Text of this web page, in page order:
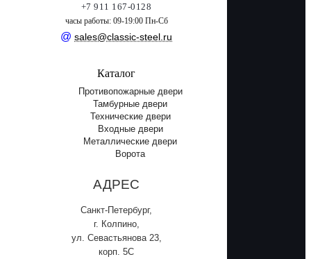
+7 911 167-0128
часы работы: 09-19:00 Пн-Сб
@ sales@classic-steel.ru
Каталог
Противопожарные двери
Тамбурные двери
Технические двери
Входные двери
Металлические двери
Ворота
АДРЕС
Санкт-Петербург,
г. Колпино,
ул. Севастьянова 23,
корп. 5С